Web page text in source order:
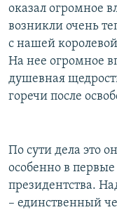
оказал огромное
возникли очень
с нашей
На нее огромное
душевная
горечи после
По сути дела это
особенно в
президентства.
– единственный